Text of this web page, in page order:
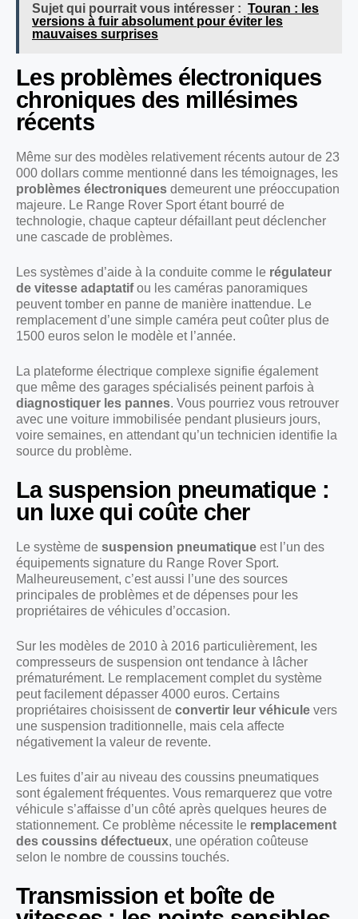
Sujet qui pourrait vous intéresser : Touran : les
versions à fuir absolument pour éviter les
mauvaises surprises
Les problèmes électroniques
chroniques des millésimes
récents
Même sur des modèles relativement récents autour de 23
000 dollars comme mentionné dans les témoignages, les
problèmes électroniques demeurent une préoccupation
majeure. Le Range Rover Sport étant bourré de
technologie, chaque capteur défaillant peut déclencher
une cascade de problèmes.
Les systèmes d’aide à la conduite comme le régulateur
de vitesse adaptatifou les caméras panoramiques
peuvent tomber en panne de manière inattendue. Le
remplacement d’une simple caméra peut coûter plus de
1500 euros selon le modèle et l’année.
La plateforme électrique complexe signifie également
que même des garages spécialisés peinent parfois à
diagnostiquer les pannes. Vous pourriez vous retrouver
avec une voiture immobilisée pendant plusieurs jours,
voire semaines, en attendant qu’un technicien identifie la
source du problème.
La suspension pneumatique :
un luxe qui coûte cher
Le système de suspension pneumatique est l’un des
équipements signature du Range Rover Sport.
Malheureusement, c’est aussi l’une des sources
principales de problèmes et de dépenses pour les
propriétaires de véhicules d’occasion.
Sur les modèles de 2010 à 2016 particulièrement, les
compresseurs de suspension ont tendance à lâcher
prématurément. Le remplacement complet du système
peut facilement dépasser 4000 euros. Certains
propriétaires choisissent de convertir leur véhicule vers
une suspension traditionnelle, mais cela affecte
négativement la valeur de revente.
Les fuites d’air au niveau des coussins pneumatiques
sont également fréquentes. Vous remarquerez que votre
véhicule s’affaisse d’un côté après quelques heures de
stationnement. Ce problème nécessite le remplacement
des coussins défectueux, une opération coûteuse
selon le nombre de coussins touchés.
Transmission et boîte de